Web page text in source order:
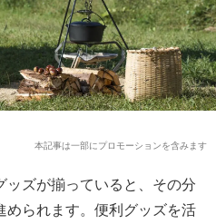
本記事は一部にプロモーションを含みます
ッズが揃っていると、その分
められます。便利グッズを活